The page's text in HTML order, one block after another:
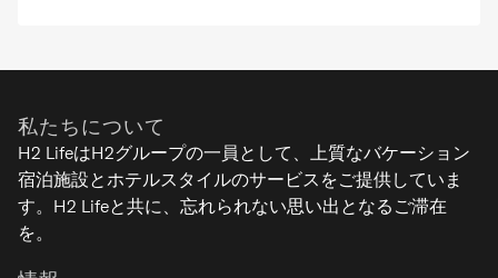
私たちについて
H2 LifeはH2グループの一員として、上質なバケーション
宿泊施設とホテルスタイルのサービスをご提供していま
す。H2 Lifeと共に、忘れられない思い出となるご滞在
を。